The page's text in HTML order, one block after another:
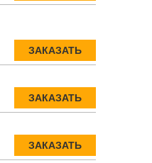
ЗАКАЗАТЬ
ЗАКАЗАТЬ
ЗАКАЗАТЬ